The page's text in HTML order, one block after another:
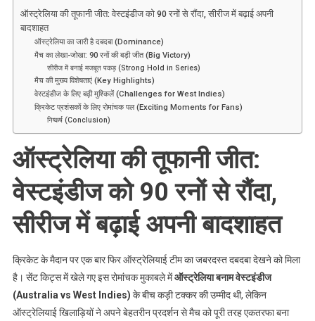
वेस्टइंडीज
रनों
रौंदा,
में
बढ़ाई
अपनी
बादशाहत
ऑस्ट्रेलिया की तूफानी जीत: वेस्टइंडीज को 90 रनों से रौंदा, सीरीज में बढ़ाई अपनी
बादशाहत
ऑस्ट्रेलिया का जारी है दबदबा (Dominance)
मैच का लेखा-जोखा: 90 रनों की बड़ी जीत (Big Victory)
सीरीज में बनाई मजबूत पकड़ (Strong Hold in Series)
मैच की मुख्य विशेषताएं (Key Highlights)
वेस्टइंडीज के लिए बढ़ी मुश्किलें (Challenges for West Indies)
क्रिकेट प्रशंसकों के लिए रोमांचक पल (Exciting Moments for Fans)
निष्कर्ष (Conclusion)
ऑस्ट्रेलिया की तूफानी जीत:
वेस्टइंडीज को 90 रनों से रौंदा,
सीरीज में बढ़ाई अपनी बादशाहत
क्रिकेट के मैदान पर एक बार फिर ऑस्ट्रेलियाई टीम का जबरदस्त दबदबा देखने को मिला
है। सेंट किट्स में खेले गए इस रोमांचक मुकाबले मेंऑस्ट्रेलिया बनाम वेस्टइंडीज
(Australia vs West Indies) के बीच कड़ी टक्कर की उम्मीद थी, लेकिन
ऑस्ट्रेलियाई खिलाड़ियों ने अपने बेहतरीन प्रदर्शन से मैच को पूरी तरह एकतरफा बना